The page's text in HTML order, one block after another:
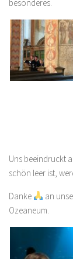
besonderes.
Uns beeindruckt
schön leer ist,
Danke
an
Ozeaneum.